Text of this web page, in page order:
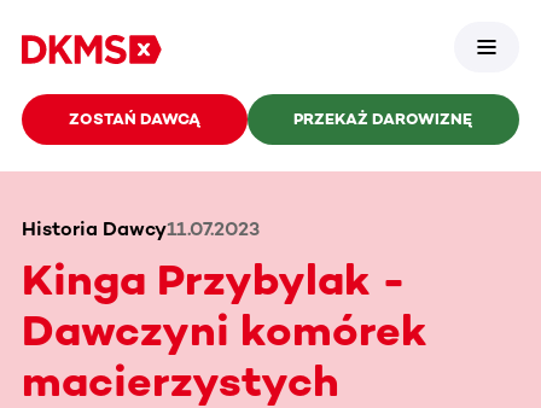
ZOSTAŃ DAWCĄ PRZEKAŻ DAROWIZNĘ
Historia Dawcy11.07.2023
Kinga Przybylak -
Dawczyni komórek
macierzystych